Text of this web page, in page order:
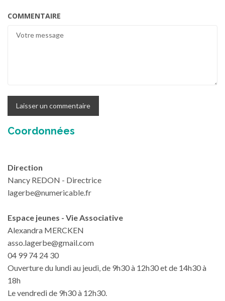
COMMENTAIRE
Coordonnées
Direction
Nancy REDON - Directrice
lagerbe@numericable.fr
Espace jeunes - Vie Associative
Alexandra MERCKEN
asso.lagerbe@gmail.com
04 99 74 24 30
Ouverture du lundi au jeudi, de 9h30 à 12h30 et de 14h30 à
18h
Le vendredi de 9h30 à 12h30.